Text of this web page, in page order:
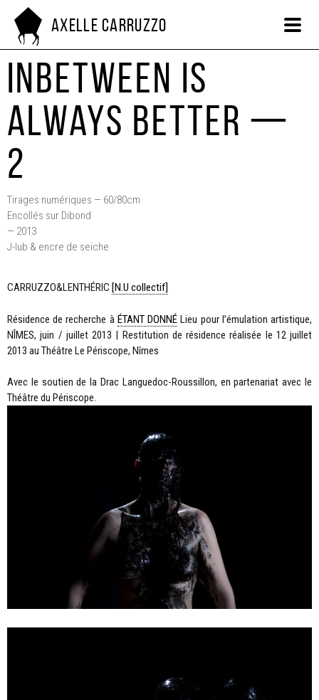
Axelle Carruzzo
Inbetween is
always better —
2
Tirages numériques — 60/80cm
Encollés sur Dibond
— 2013
J-lub & encre de seiche
CARRUZZO&LENTHÉRIC [N.U collectif]
Résidence de recherche à ÉTANT DONNÉ Lieu pour l’émulation artistique,
NÎMES, juin / juillet 2013 | Restitution de résidence réalisée le 12 juillet
2013 au Théâtre Le Périscope, Nîmes
Avec le soutien de la Drac Languedoc-Roussillon, en partenariat avec le
Théâtre du Périscope.